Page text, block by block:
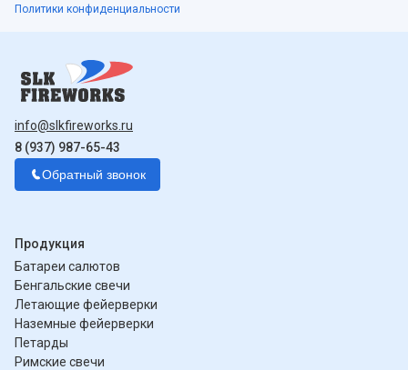
Политики конфиденциальности
info@slkfireworks.ru
8 (937) 987-65-43
Обратный звонок
Продукция
Батареи салютов
Бенгальские свечи
Летающие фейерверки
Наземные фейерверки
Петарды
Римские свечи